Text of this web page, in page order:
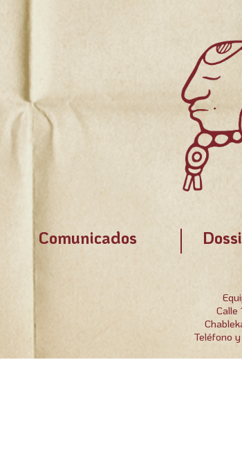
Comunicados
Calle
Teléfono